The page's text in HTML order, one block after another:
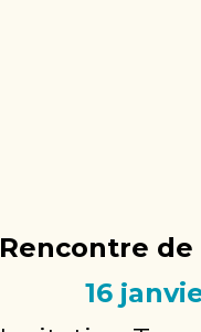
Rencontre
16